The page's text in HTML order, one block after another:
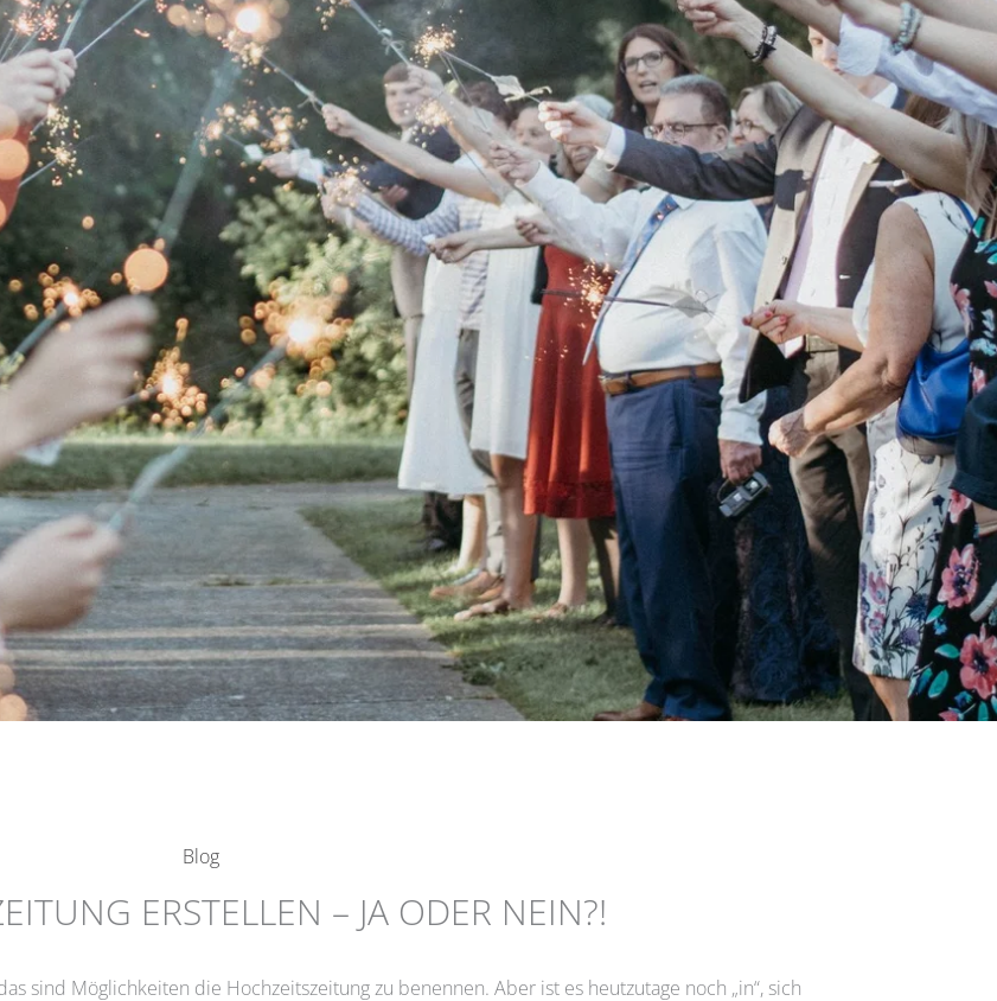
Blog
ERSTELLEN – JA ODER NEIN?!
das sind Möglichkeiten die Hochzeitszeitung zu benennen. Aber ist es heutzutage noch „in“, sich